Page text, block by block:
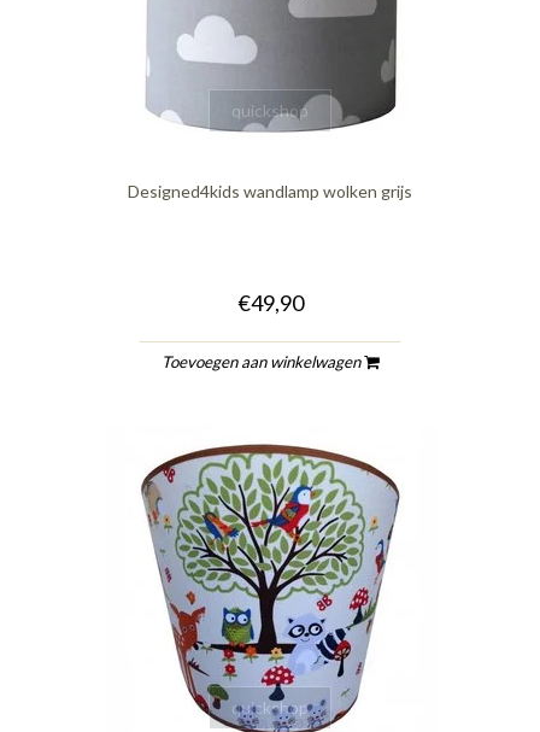
quickshop
Designed4kids wandlamp wolken grijs
€49,90
Toevoegen aan winkelwagen
quickshop